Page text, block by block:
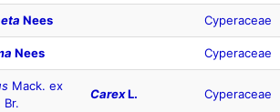
Nees Cyperaceae
Nees Cyperaceae
Mack. ex
Br.
CarexL. Cyperaceae